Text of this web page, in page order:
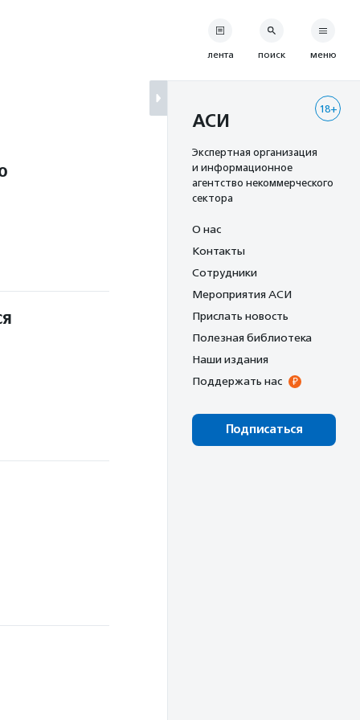
лента поиск меню
18+
АСИ
Экспертная организация
и информационное
агентство некоммерческого
сектора
О нас
Контакты
Сотрудники
Мероприятия АСИ
Прислать новость
Полезная библиотека
Наши издания
Поддержать нас
Подписаться